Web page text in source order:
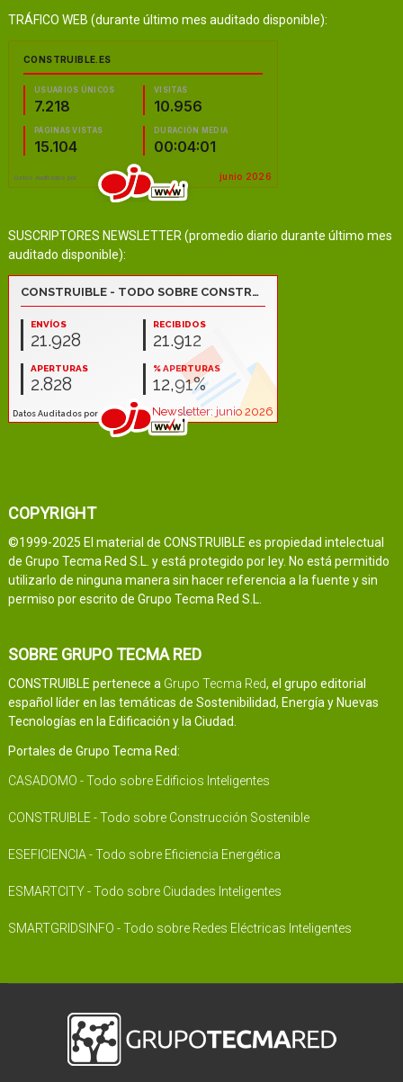
TRÁFICO WEB (durante último mes auditado disponible):
SUSCRIPTORES NEWSLETTER (promedio diario durante último mes
auditado disponible):
COPYRIGHT
©1999-2025 El material de CONSTRUIBLE es propiedad intelectual
de Grupo Tecma Red S.L. y está protegido por ley. No está permitido
utilizarlo de ninguna manera sin hacer referencia a la fuente y sin
permiso por escrito de Grupo Tecma Red S.L.
SOBRE GRUPO TECMA RED
CONSTRUIBLE pertenece a Grupo Tecma Red, el grupo editorial
español líder en las temáticas de Sostenibilidad, Energía y Nuevas
Tecnologías en la Edificación y la Ciudad.
Portales de Grupo Tecma Red:
CASADOMO - Todo sobre Edificios Inteligentes
CONSTRUIBLE - Todo sobre Construcción Sostenible
ESEFICIENCIA - Todo sobre Eficiencia Energética
ESMARTCITY - Todo sobre Ciudades Inteligentes
SMARTGRIDSINFO - Todo sobre Redes Eléctricas Inteligentes